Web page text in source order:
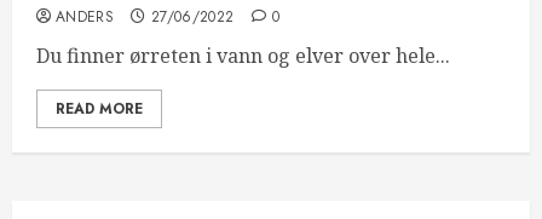
ANDERS 27/06/2022 0
Du finner ørreten i vann og elver over hele...
READ MORE